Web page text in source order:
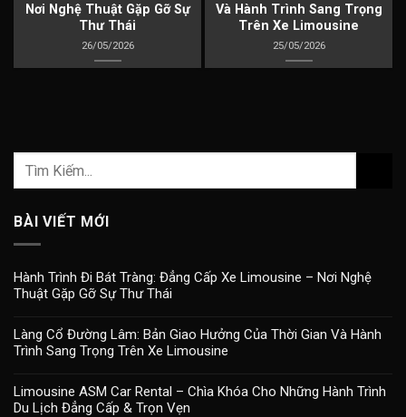
Nơi Nghệ Thuật Gặp Gỡ Sự
Thư Thái
26/05/2026
Và Hành Trình Sang Trọng
Trên Xe Limousine
25/05/2026
BÀI VIẾT MỚI
Hành Trình Đi Bát Tràng: Đẳng Cấp Xe Limousine – Nơi Nghệ
Thuật Gặp Gỡ Sự Thư Thái
Làng Cổ Đường Lâm: Bản Giao Hưởng Của Thời Gian Và Hành
Trình Sang Trọng Trên Xe Limousine
Limousine ASM Car Rental – Chìa Khóa Cho Những Hành Trình
Du Lịch Đẳng Cấp & Trọn Vẹn